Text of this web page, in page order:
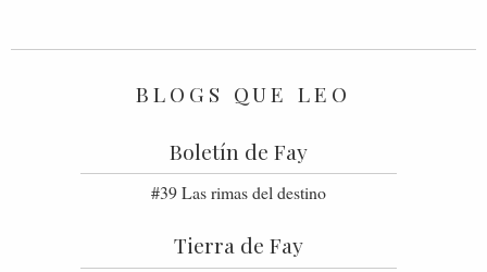
BLOGS QUE LEO
Boletín de Fay
#39 Las rimas del destino
Tierra de Fay